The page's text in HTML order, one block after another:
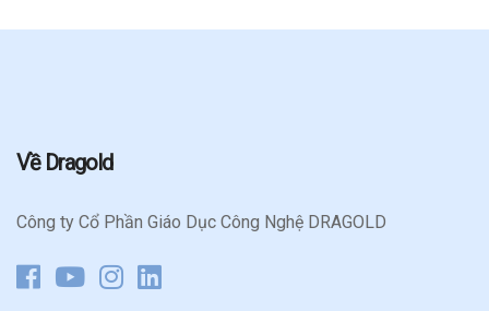
Về Dragold
Công ty Cổ Phần Giáo Dục Công Nghệ DRAGOLD